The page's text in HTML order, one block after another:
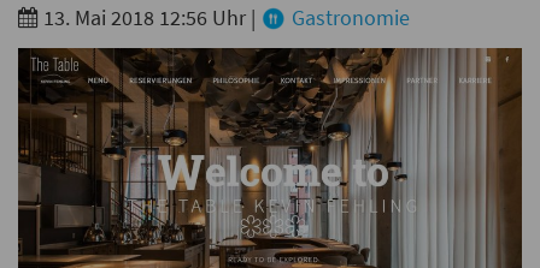
13. Mai 2018 12:56 Uhr | Gastronomie
Branche
Ich möchte folgende Newsletter erhalten
Tageskarte-Newsletter (gegen 8.30 Uhr)